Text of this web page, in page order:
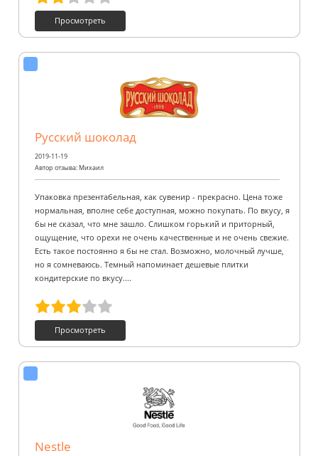
Просмотреть
Русский шоколад
2019-11-19
Автор отзыва: Михаил
Упаковка презентабельная, как сувенир - прекрасно. Цена тоже
нормальная, вполне себе доступная, можно покупать. По вкусу, я
бы не сказал, что мне зашло. Слишком горький и приторный,
ощущение, что орехи не очень качественные и не очень свежие.
Есть такое постоянно я бы не стал. Возможно, молочный лучше,
но я сомневаюсь. Темный напоминает дешевые плитки
кондитерские по вкусу....
Просмотреть
Nestle